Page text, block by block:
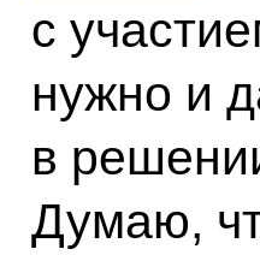
с
нужно и
в
Думаю,